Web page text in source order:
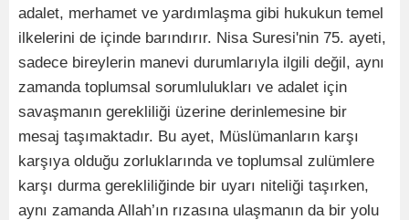
adalet, merhamet ve yardımlaşma gibi hukukun temel
ilkelerini de içinde barındırır. Nisa Suresi'nin 75. ayeti,
sadece bireylerin manevi durumlarıyla ilgili değil, aynı
zamanda toplumsal sorumlulukları ve adalet için
savaşmanın gerekliliği üzerine derinlemesine bir
mesaj taşımaktadır. Bu ayet, Müslümanların karşı
karşıya olduğu zorluklarında ve toplumsal zulümlere
karşı durma gerekliliğinde bir uyarı niteliği taşırken,
aynı zamanda Allah’ın rızasına ulaşmanın da bir yolu